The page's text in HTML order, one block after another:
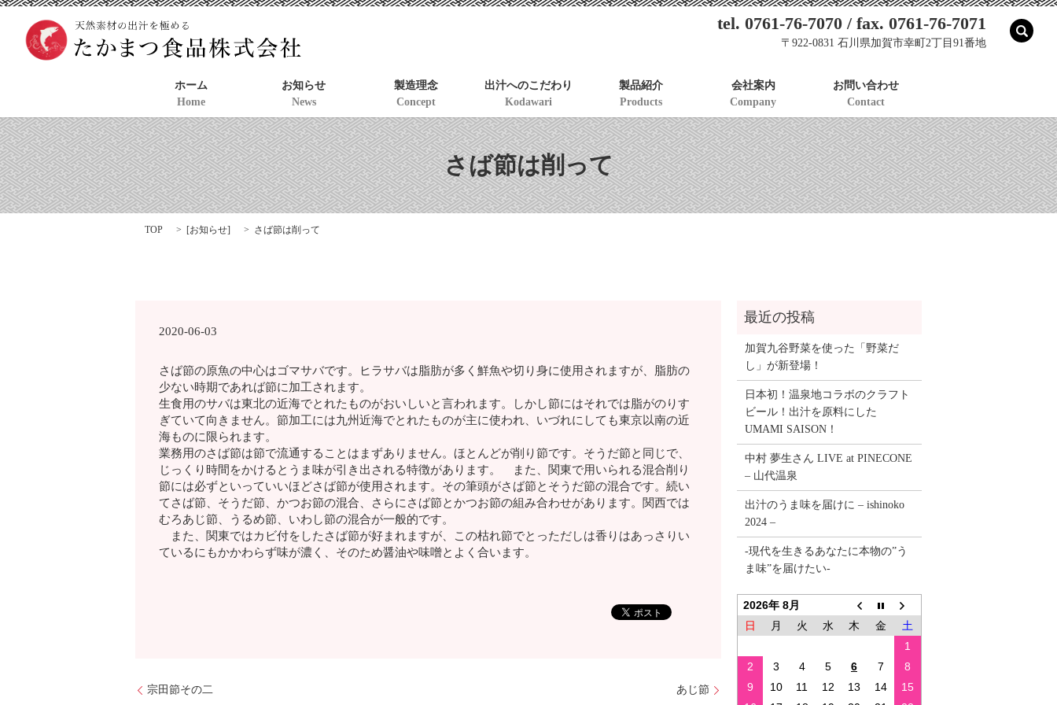
tel. 0761-76-7070 / fax. 0761-76-7071
〒922-0831 石川県加賀市幸町2丁目91番地
ホーム
Home
お知らせ
News
製造理念
Concept
出汁へのこだわり
Kodawari
製品紹介
Products
会社案内
Company
お問い合わせ
Contact
さば節は削って
TOP [お知らせ] さば節は削って
2020-06-03
さば節の原魚の中心はゴマサバです。ヒラサバは脂肪が多く鮮魚や切り身に使用されますが、脂肪の
少ない時期であれば節に加工されます。
生食用のサバは東北の近海でとれたものがおいしいと言われます。しかし節にはそれでは脂がのりす
ぎていて向きません。節加工には九州近海でとれたものが主に使われ、いづれにしても東京以南の近
海ものに限られます。
業務用のさば節は節で流通することはまずありません。ほとんどが削り節です。そうだ節と同じで、
じっくり時間をかけるとうま味が引き出される特徴があります。 また、関東で用いられる混合削り
節には必ずといっていいほどさば節が使用されます。その筆頭がさば節とそうだ節の混合です。続い
てさば節、そうだ節、かつお節の混合、さらにさば節とかつお節の組み合わせがあります。関西では
むろあじ節、うるめ節、いわし節の混合が一般的です。
また、関東ではカビ付をしたさば節が好まれますが、この枯れ節でとっただしは香りはあっさりい
ているにもかかわらず味が濃く、そのため醤油や味噌とよく合います。
宗田節その二 あじ節
加賀九谷野菜を使った「野菜だ
し」が新登場！
日本初！温泉地コラボのクラフト
ビール！出汁を原料にした
UMAMI SAISON！
中村 夢生さん LIVE at PINECONE
– 山代温泉
出汁のうま味を届けに – ishinoko
2024 –
-現代を生きるあなたに本物の”う
ま味”を届けたい-
2026年 8月
日
月 火 水 木 金
土
1
2
3 4 5 6 7
8
9
10 11 12 13 14
15